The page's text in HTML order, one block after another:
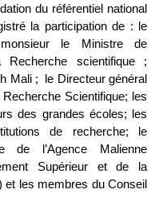
du référentiel national
la participation de : le
monsieur le Ministre de
Recherche scientifique ;
Mali ; le Directeur général
Scientifique; les
des grandes écoles; les
de recherche; le
de l’Agence Malienne
Supérieur et de la
et les membres du Conseil